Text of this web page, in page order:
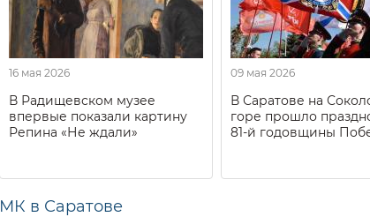
16 мая 2026
В Радищевском музее
впервые показали картину
Репина «Не ждали»
09 мая 2026
В Саратове на
горе прошло
81-й годовщины
МК в Саратове